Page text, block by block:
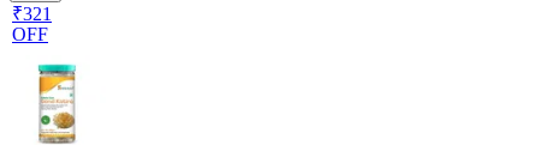
₹321
OFF